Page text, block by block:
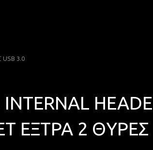
USB 3.0
INTERNAL
ΕΞΤΡΑ 2 ΘΥΡΕΣ